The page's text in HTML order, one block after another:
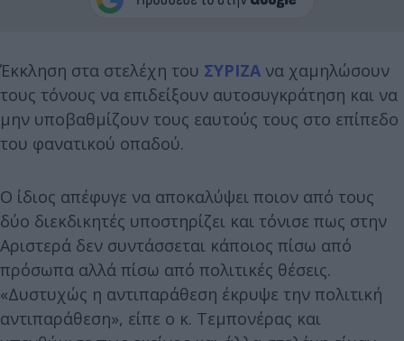
Έκκληση στα στελέχη του ΣΥΡΙΖΑ να χαμηλώσουν
τους τόνους να επιδείξουν αυτοσυγκράτηση και να
μην υποβαθμίζουν τους εαυτούς τους στο επίπεδο
του φανατικού οπαδού.
Ο ίδιος απέφυγε να αποκαλύψει ποιον από τους
δύο διεκδικητές υποστηρίζει και τόνισε πως στην
Αριστερά δεν συντάσσεται κάποιος πίσω από
πρόσωπα αλλά πίσω από πολιτικές θέσεις.
«Δυστυχώς η αντιπαράθεση έκρυψε την πολιτική
αντιπαράθεση», είπε ο κ. Τεμπονέρας και